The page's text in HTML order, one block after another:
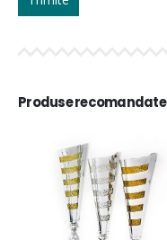
Produse recomandate